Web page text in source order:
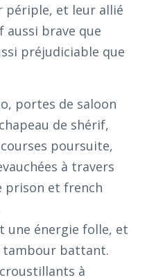
périple, et leur allié
aussi brave que
préjudiciable que
portes de saloon
de shérif,
poursuite,
à travers
prison et french
une énergie folle, et
tambour battant.
à